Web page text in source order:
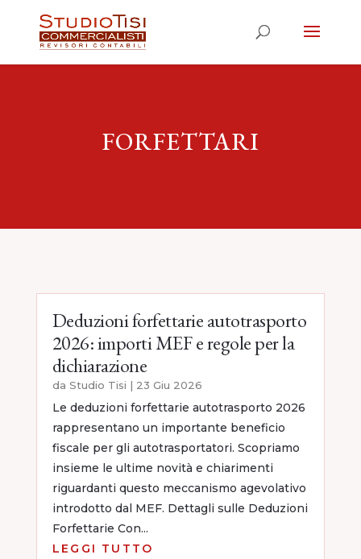
FORFETTARI
Deduzioni forfettarie autotrasporto
2026: importi MEF e regole per la
dichiarazione
da Studio Tisi | 23 Giu 2026
Le deduzioni forfettarie autotrasporto 2026
rappresentano un importante beneficio
fiscale per gli autotrasportatori. Scopriamo
insieme le ultime novità e chiarimenti
riguardanti questo meccanismo agevolativo
introdotto dal MEF. Dettagli sulle Deduzioni
Forfettarie Con...
LEGGI TUTTO